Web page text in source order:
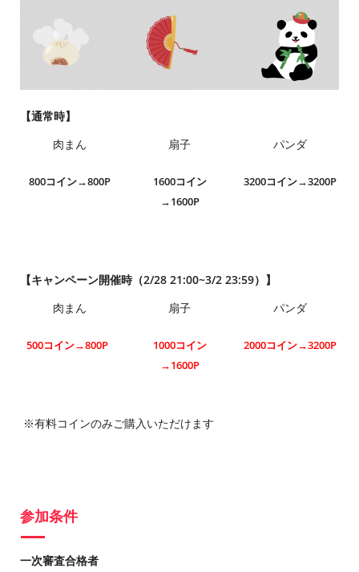
【通常時】
肉まん
扇子 パンダ
800コイン→800P
1600コイン
→1600P
3200コイン→3200P
【キャンペーン開催時（2/28 21:00~3/2 23:59）】
肉まん
扇子 パンダ
500コイン→800P
1000コイン
→1600P
2000コイン→3200P
※有料コインのみご購入いただけます
参加条件
一次審査合格者